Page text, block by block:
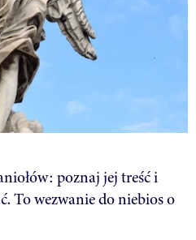
poznaj jej treść i
To wezwanie do niebios o